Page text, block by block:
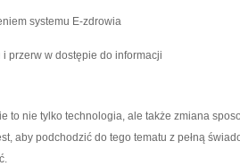
systemu ‌E-zdrowia
przerw w dostępie do informacji
to nie tylko technologia, ‌ale także ‍zmiana
aby‌ podchodzić⁣ do tego tematu z pełną